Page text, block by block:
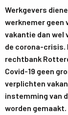
Werkgevers
werknemer geen
vakantie dan wel
de corona-crisis.
rechtbank
Covid-19 geen
verplichten
instemming van
worden